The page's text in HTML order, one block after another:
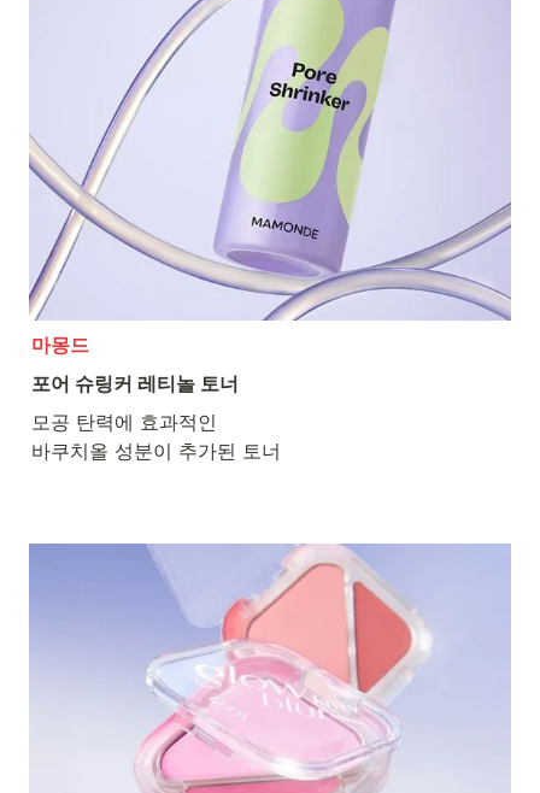
마몽드
포어 슈링커 레티놀 토너
모공 탄력에 효과적인
바쿠치올 성분이 추가된 토너